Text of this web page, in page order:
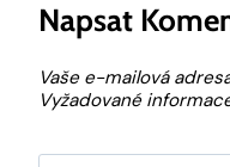
Napsat
Vaše e-mailová
Vyžadované